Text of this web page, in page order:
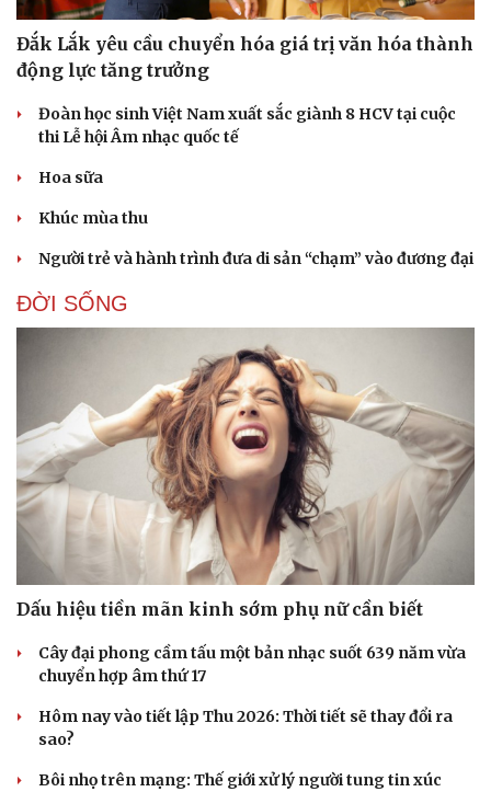
Doanh nghiệp
Thông tin doanh nghiệp
Doanh nghiệp 24h
Vì cộng đồng
Công nghệ
Sành điệu
Chuyển đổi số
Đắk Lắk yêu cầu chuyển hóa giá trị văn hóa thành
động lực tăng trưởng
Đoàn học sinh Việt Nam xuất sắc giành 8 HCV tại cuộc
thi Lễ hội Âm nhạc quốc tế
Hoa sữa
Khúc mùa thu
Người trẻ và hành trình đưa di sản “chạm” vào đương đại
ĐỜI SỐNG
Dấu hiệu tiền mãn kinh sớm phụ nữ cần biết
Cây đại phong cầm tấu một bản nhạc suốt 639 năm vừa
chuyển hợp âm thứ 17
Hôm nay vào tiết lập Thu 2026: Thời tiết sẽ thay đổi ra
sao?
Bôi nhọ trên mạng: Thế giới xử lý người tung tin xúc